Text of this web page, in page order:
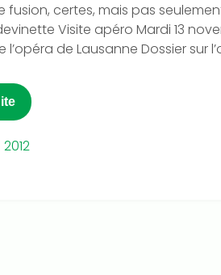
fusion, certes, mais pas
Visite apéro Mardi 13
l’opéra de Lausanne Dossier sur
2012